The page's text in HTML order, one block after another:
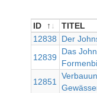
ID TITEL
ID
TITEL
12838 Der
12839
Das
12851